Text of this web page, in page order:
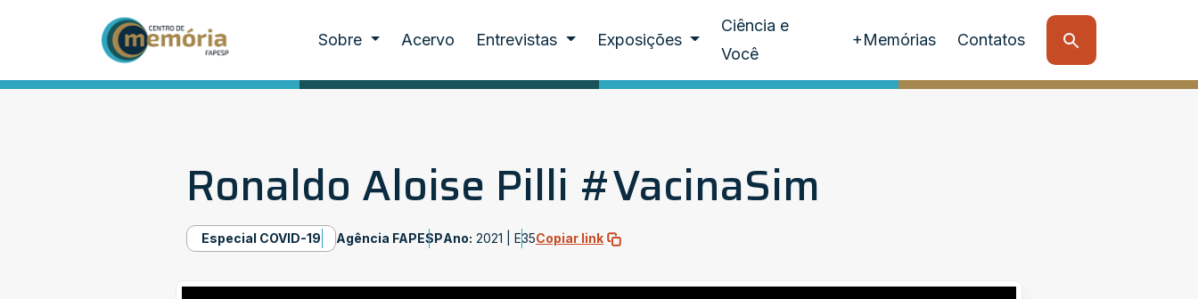
Sobre Acervo Entrevistas Exposições
Ciência e
Você
+Memórias Contatos
Ronaldo Aloise Pilli #VacinaSim
Especial COVID-19 Agência FAPESPAno: 2021 | E35Copiar link